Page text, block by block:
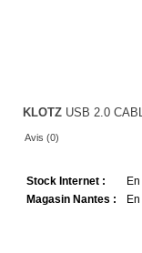
KLOTZ USB 2.0
Avis (0)
Stock Internet :
Magasin Nantes :